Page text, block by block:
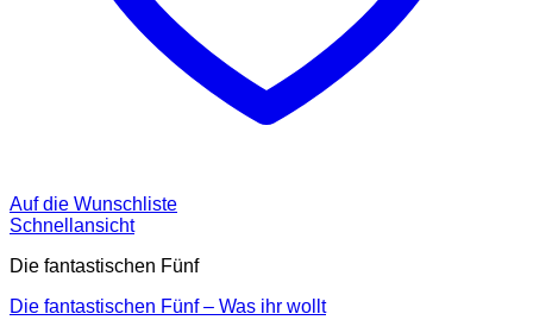
Auf die Wunschliste
Schnellansicht
Die fantastischen Fünf
Die fantastischen Fünf – Was ihr wollt